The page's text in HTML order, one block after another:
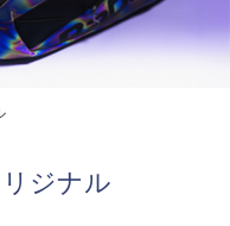
ジナル